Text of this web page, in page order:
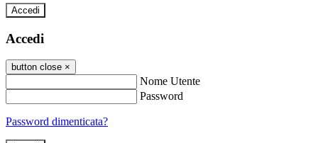
Accedi
Accedi
button close ×
Nome Utente
Password
Password dimenticata?